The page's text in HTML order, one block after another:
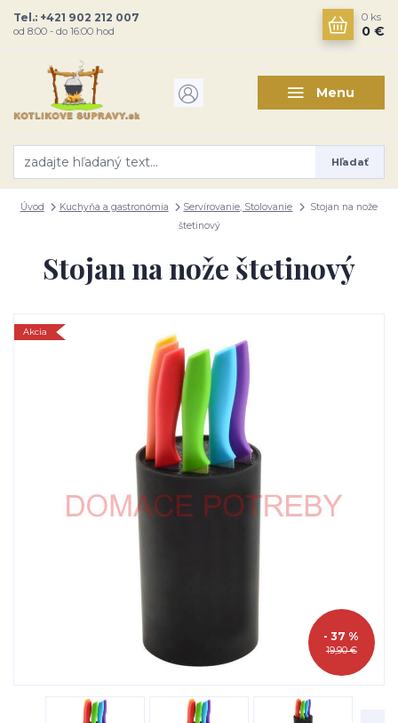
Menu
Hľadať
Tel.: +421 902 212 007
od 8:00 - do 16:00 hod
0 ks
0 €
Úvod Kuchyňa a gastronómia Servírovanie, Stolovanie
Stojan na nože
štetinový
Stojan na nože štetinový
Akcia
19,90 €
- 37 %